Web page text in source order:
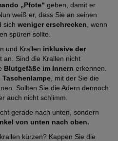
„Pfote“ geben, damit er
weiß er, dass Sie an seinen
sich weniger erschrecken , wenn
spüren sollte.
und Krallen inklusive der
an. Sind die Krallen nicht
Blutgefäße im Innern erkennen.
Taschenlampe , mit der Sie die
Sollten Sie die Adern dennoch
auch nicht schlimm.
gerade nach unten, sondern
von unten nach oben.
kürzen? Kappen Sie die